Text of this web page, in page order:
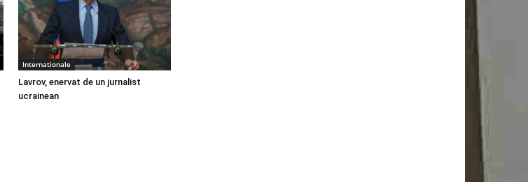
Internationale
Lavrov, enervat de un jurnalist
ucrainean